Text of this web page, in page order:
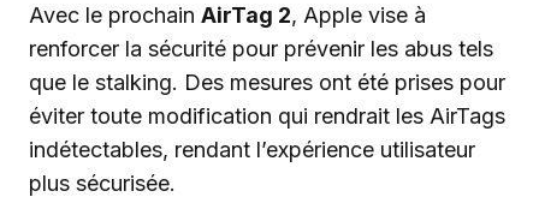
Avec le prochain AirTag 2, Apple vise à
renforcer la sécurité pour prévenir les abus tels
que le stalking. Des mesures ont été prises pour
éviter toute modification qui rendrait les AirTags
indétectables, rendant l’expérience utilisateur
plus sécurisée.